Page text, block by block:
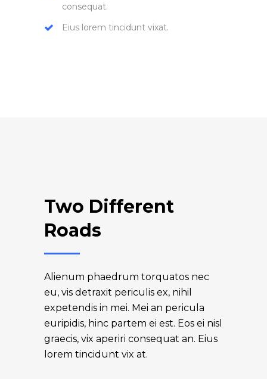
consequat.
Eius lorem tincidunt vixat.
Two Different
Roads
Alienum phaedrum torquatos nec
eu, vis detraxit periculis ex, nihil
expetendis in mei. Mei an pericula
euripidis, hinc partem ei est. Eos ei nisl
graecis, vix aperiri consequat an. Eius
lorem tincidunt vix at.